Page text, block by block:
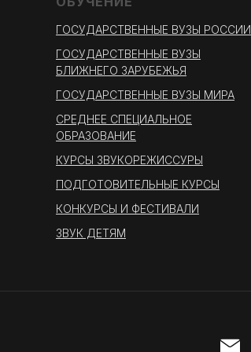
ГОСУДАРСТВЕННЫЕ ВУЗЫ РОССИИ
ГОСУДАРСТВЕННЫЕ ВУЗЫ
БЛИЖНЕГО ЗАРУБЕЖЬЯ
ГОСУДАРСТВЕННЫЕ ВУЗЫ МИРА
СРЕДНЕЕ СПЕЦИАЛЬНОЕ
ОБРАЗОВАНИЕ
КУРСЫ ЗВУКОРЕЖИССУРЫ
ПОДГОТОВИТЕЛЬНЫЕ КУРСЫ
КОНКУРСЫ И ФЕСТИВАЛИ
ЗВУК ДЕТЯМ